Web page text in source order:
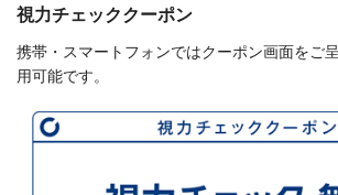
視力チェッククーポン
携帯・スマートフォンではクーポン画面をご
用可能です。